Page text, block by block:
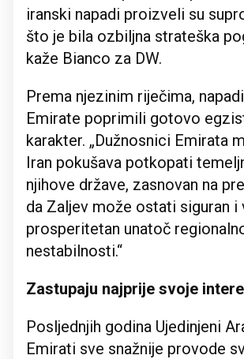
iranski napadi proizveli su
što je bila ozbiljna strateška
kaže Bianco za DW.
Prema njezinim riječima,
Emirate poprimili gotovo
karakter. „Dužnosnici Emirata
Iran pokušava potkopati
njihove države, zasnovan na
da Zaljev može ostati siguran i
prosperitetan unatoč
nestabilnosti.“
Zastupaju najprije svoje
Posljednjih godina Ujedinjeni
Emirati sve snažnije provode